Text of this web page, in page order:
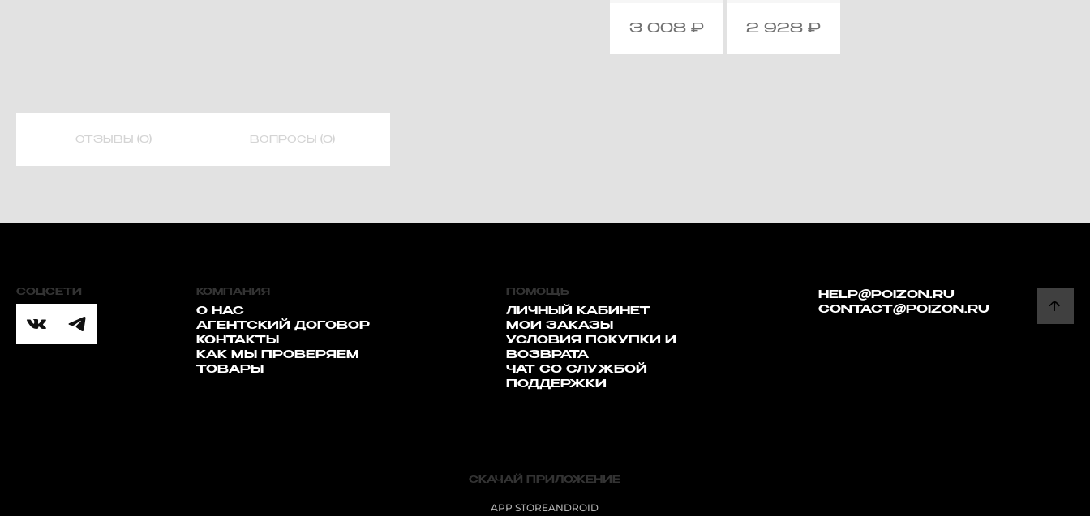
3 008₽ 2 928₽
ОТЗЫВЫ (0) ВОПРОСЫ (0)
СОЦСЕТИ КОМПАНИЯ
О НАС
АГЕНТСКИЙ ДОГОВОР
КОНТАКТЫ
КАК МЫ ПРОВЕРЯЕМ
ТОВАРЫ
HELP@POIZON.RU
CONTACT@POIZON.RU
ПОМОЩЬ
ЛИЧНЫЙ КАБИНЕТ
МОИ ЗАКАЗЫ
УСЛОВИЯ ПОКУПКИ И
ВОЗВРАТА
ЧАТ СО СЛУЖБОЙ
ПОДДЕРЖКИ
СКАЧАЙ ПРИЛОЖЕНИЕ
APP STOREANDROID